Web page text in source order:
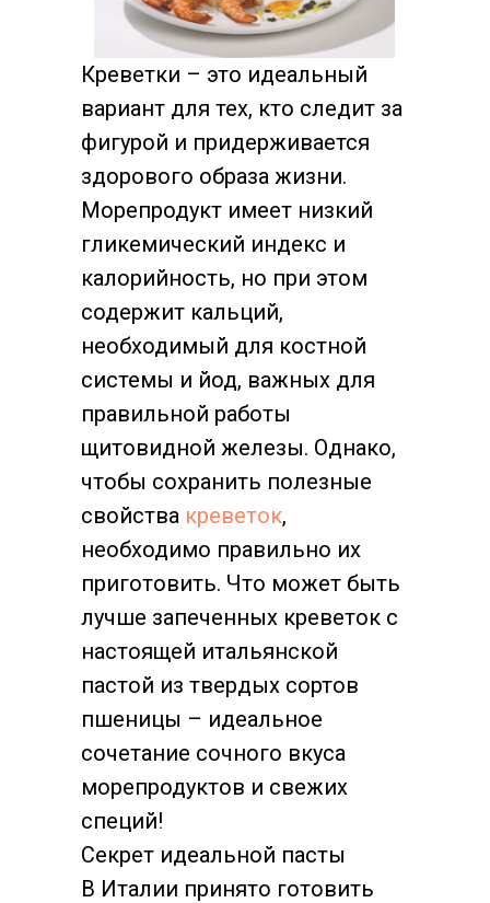
Креветки – это идеальный
вариант для тех, кто следит за
фигурой и придерживается
здорового образа жизни.
Морепродукт имеет низкий
гликемический индекс и
калорийность, но при этом
содержит кальций,
необходимый для костной
системы и йод, важных для
правильной работы
щитовидной железы. Однако,
чтобы сохранить полезные
свойства креветок,
необходимо правильно их
приготовить. Что может быть
лучше запеченных креветок с
настоящей итальянской
пастой из твердых сортов
пшеницы – идеальное
сочетание сочного вкуса
морепродуктов и свежих
специй!
Секрет идеальной пасты
В Италии принято готовить